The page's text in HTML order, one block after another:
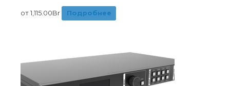
от 1,115.00Br Подробнее